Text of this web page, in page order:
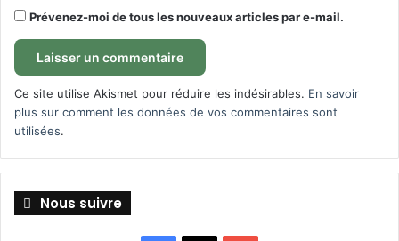
Prévenez-moi de tous les nouveaux articles par e-mail.
Ce site utilise Akismet pour réduire les indésirables. En savoir
plus sur comment les données de vos commentaires sont
utilisées.
Nous suivre